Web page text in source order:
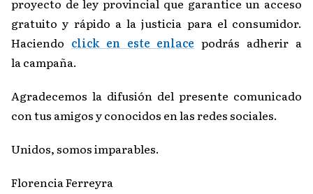
proyecto de ley provincial que garantice un acceso
gratuito y rápido a la justicia para el consumidor.
Haciendo click en este enlace podrás adherir a
la campaña.
Agradecemos la difusión del presente comunicado
con tus amigos y conocidos en las redes sociales.
Unidos, somos imparables.
Florencia Ferreyra